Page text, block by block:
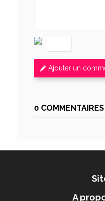
Ajouter un
0 COMMENTAIRES
A